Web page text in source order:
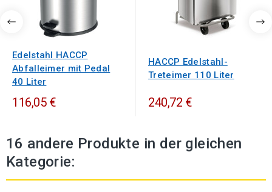
Edelstahl HACCP
Abfalleimer mit Pedal
40 Liter
116,05 €
HACCP Edelstahl-
Treteimer 110 Liter
240,72 €
16 andere Produkte in der gleichen
Kategorie: